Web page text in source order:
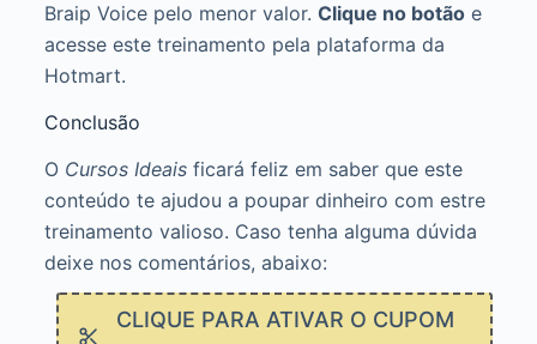
Braip Voice pelo menor valor. Clique no botãoe
acesse este treinamento pela plataforma da
Hotmart.
Conclusão
O Cursos Ideaisficará feliz em saber que este
conteúdo te ajudou a poupar dinheiro com estre
treinamento valioso. Caso tenha alguma dúvida
deixe nos comentários, abaixo:
CLIQUE PARA ATIVAR O CUPOM